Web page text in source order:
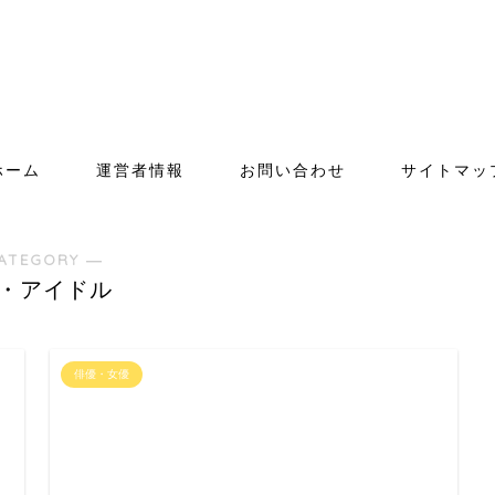
ーム 運営者情報 お問い合わせ サイトマッ
―
アイドル
俳優・女優